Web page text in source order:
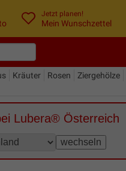
Jetzt planen!
Mein Wunschzettel
Kräuter Rosen Ziergehölze
Lubera® Österreich